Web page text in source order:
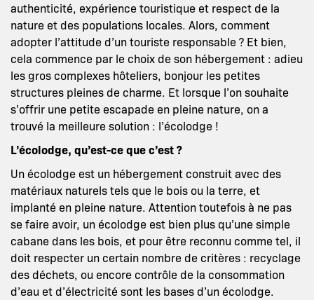
authenticité, expérience touristique et respect de la
nature et des populations locales. Alors, comment
adopter l’attitude d’un touriste responsable ? Et bien,
cela commence par le choix de son hébergement : adieu
les gros complexes hôteliers, bonjour les petites
structures pleines de charme. Et lorsque l’on souhaite
s’offrir une petite escapade en pleine nature, on a
trouvé la meilleure solution : l’écolodge !
L’écolodge, qu’est-ce que c’est ?
Un écolodge est un hébergement construit avec des
matériaux naturels tels que le bois ou la terre, et
implanté en pleine nature. Attention toutefois à ne pas
se faire avoir, un écolodge est bien plus qu’une simple
cabane dans les bois, et pour être reconnu comme tel, il
doit respecter un certain nombre de critères : recyclage
des déchets, ou encore contrôle de la consommation
d’eau et d’électricité sont les bases d’un écolodge.